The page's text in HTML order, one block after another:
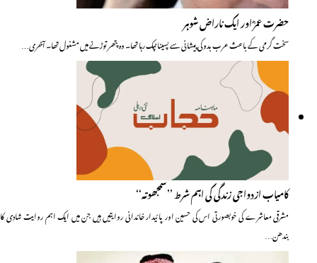
حضرت عمرؓ اور ایک ناراض شوہر
سخت گرمی کے باعث عرب بدو کی پیشانی سے پسینا ٹپک رہا تھا۔ وہ پتھر توڑنے میں مشغول تھا۔ آخری…
کامیاب ازدواجی زندگی کی اہم شرط ’’سمجھوتہ‘‘
مشرقی معاشرے کی خوبصورتی اس کی حسین اور پائیدار خاندانی روایتیں ہیں جن میں ایک اہم روایت شادی کا
بندھن…